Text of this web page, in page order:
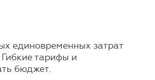
единовременных затрат
тарифы и
бюджет.